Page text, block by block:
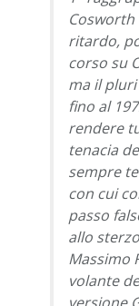
ritardo,
corso su
ma il
fino al
rendere
tenacia
sempre
con cui
passo
allo
Massimo
volante